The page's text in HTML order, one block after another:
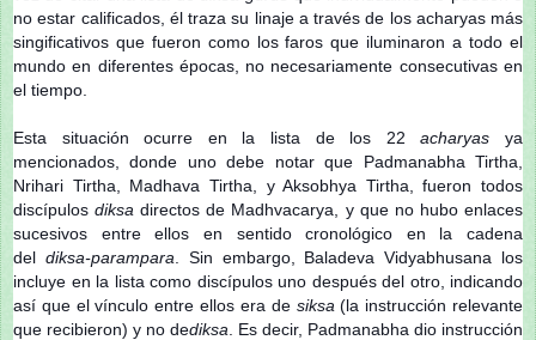
no estar calificados, él traza su linaje a través de los acharyas más
singificativos que fueron como los faros que iluminaron a todo el
mundo en diferentes épocas, no necesariamente consecutivas en
el tiempo.
Esta situación ocurre en la lista de los 22acharyas ya
mencionados, donde uno debe notar que Padmanabha Tirtha,
Nrihari Tirtha, Madhava Tirtha, y Aksobhya Tirtha, fueron todos
discípulosdiksa directos de Madhvacarya, y que no hubo enlaces
sucesivos entre ellos en sentido cronológico en la cadena
del diksa-parampara . Sin embargo, Baladeva Vidyabhusana los
incluye en la lista como discípulos uno después del otro, indicando
así que el vínculo entre ellos era de siksa (la instrucción relevante
que recibieron) y no dediksa . Es decir, Padmanabha dio instrucción